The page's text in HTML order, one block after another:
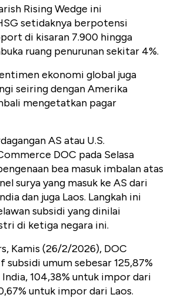
Rising Wedge ini
setidaknya berpotensi
di kisaran 7.900 hingga
ruang penurunan sekitar 4%.
ekonomi global juga
seiring dengan Amerika
mengetatkan pagar
AS atau U.S.
DOC pada Selasa
bea masuk imbalan atas
surya yang masuk ke AS dari
dan juga Laos. Langkah ini
subsidi yang dinilai
di ketiga negara ini.
Kamis (26/2/2026), DOC
umum sebesar 125,87%
104,38% untuk impor dari
untuk impor dari Laos.